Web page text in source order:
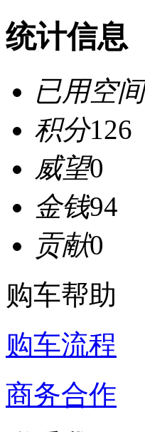
统计信息
已用空间
积分126
威望0
金钱94
贡献0
购车帮助
购车流程
商务合作